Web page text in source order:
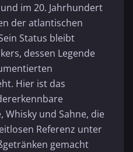
im 20. Jahrhundert
der atlantischen
Status bleibt
dessen Legende
Hier ist das
Whisky und Sahne, die
Referenz unter
gemacht